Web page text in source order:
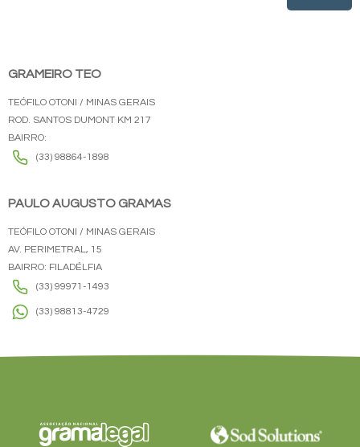
GRAMEIRO TEO
TEÓFILO OTONI / MINAS GERAIS
ROD. SANTOS DUMONT KM 217
BAIRRO:
(33) 98864-1898
PAULO AUGUSTO GRAMAS
TEÓFILO OTONI / MINAS GERAIS
AV. PERIMETRAL, 15
BAIRRO: FILADÉLFIA
(33) 99971-1493
(33) 98813-4729